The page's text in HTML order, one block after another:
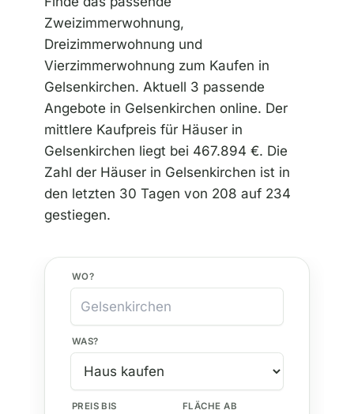
Zweizimmerwohnung,
Dreizimmerwohnung und
Vierzimmerwohnung zum Kaufen in
Gelsenkirchen. Aktuell 3 passende
Angebote in Gelsenkirchen online. Der
mittlere Kaufpreis für Häuser in
Gelsenkirchen liegt bei 467.894 €. Die
Zahl der Häuser in Gelsenkirchen ist in
den letzten 30 Tagen von 208 auf 234
gestiegen.
WO?
WAS?
PREIS BIS FLÄCHE AB